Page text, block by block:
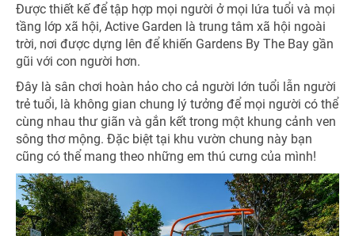
Được thiết kế để tập hợp mọi người ở mọi lứa tuổi và mọi
tầng lớp xã hội, Active Garden là trung tâm xã hội ngoài
trời, nơi được dựng lên để khiến Gardens By The Bay gần
gũi với con người hơn.
Đây là sân chơi hoàn hảo cho cả người lớn tuổi lẫn người
trẻ tuổi, là không gian chung lý tưởng để mọi người có thể
cùng nhau thư giãn và gắn kết trong một khung cảnh ven
sông thơ mộng. Đặc biệt tại khu vườn chung này bạn
cũng có thể mang theo những em thú cưng của mình!